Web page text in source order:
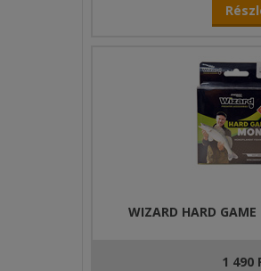
WIZARD HARD
1 490